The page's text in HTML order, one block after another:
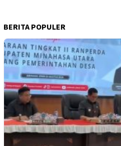
BERITA POPULER